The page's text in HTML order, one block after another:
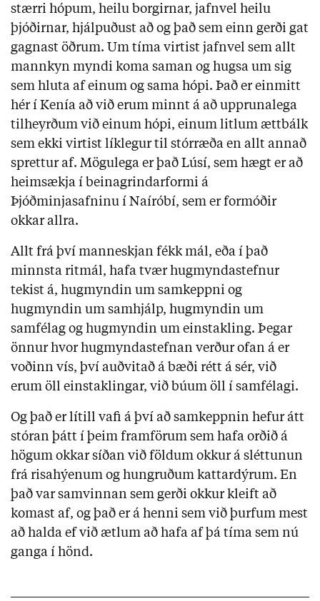
stærri hópum, heilu borgirnar, jafnvel heilu
þjóðirnar, hjálpuðust að og það sem einn gerði gat
gagnast öðrum. Um tíma virtist jafnvel sem allt
mannkyn myndi koma saman og hugsa um sig
sem hluta af einum og sama hópi. Það er einmitt
hér í Kenía að við erum minnt á að upprunalega
tilheyrðum við einum hópi, einum litlum ættbálk
sem ekki virtist líklegur til stórræða en allt annað
sprettur af. Mögulega er það Lúsí, sem hægt er að
heimsækja í beinagrindarformi á
Þjóðminjasafninu í Naíróbí, sem er formóðir
okkar allra.
Allt frá því manneskjan fékk mál, eða í það
minnsta ritmál, hafa tvær hugmyndastefnur
tekist á, hugmyndin um samkeppni og
hugmyndin um samhjálp, hugmyndin um
samfélag og hugmyndin um einstakling. Þegar
önnur hvor hugmyndastefnan verður ofan á er
voðinn vís, því auðvitað á bæði rétt á sér, við
erum öll einstaklingar, við búum öll í samfélagi.
Og það er lítill vafi á því að samkeppnin hefur átt
stóran þátt í þeim framförum sem hafa orðið á
högum okkar síðan við földum okkur á sléttunun
frá risahýenum og hungruðum kattardýrum. En
það var samvinnan sem gerði okkur kleift að
komast af, og það er á henni sem við þurfum mest
að halda ef við ætlum að hafa af þá tíma sem nú
ganga í hönd.